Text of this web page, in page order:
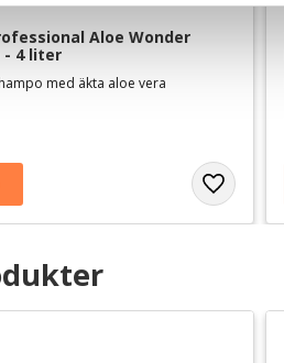
Aloe Wonder
- 4 liter
med äkta aloe vera